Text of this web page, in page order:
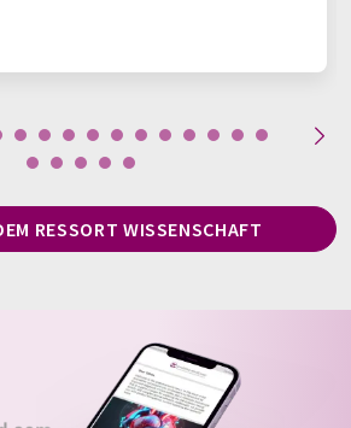
RESSORT WISSENSCHAFT